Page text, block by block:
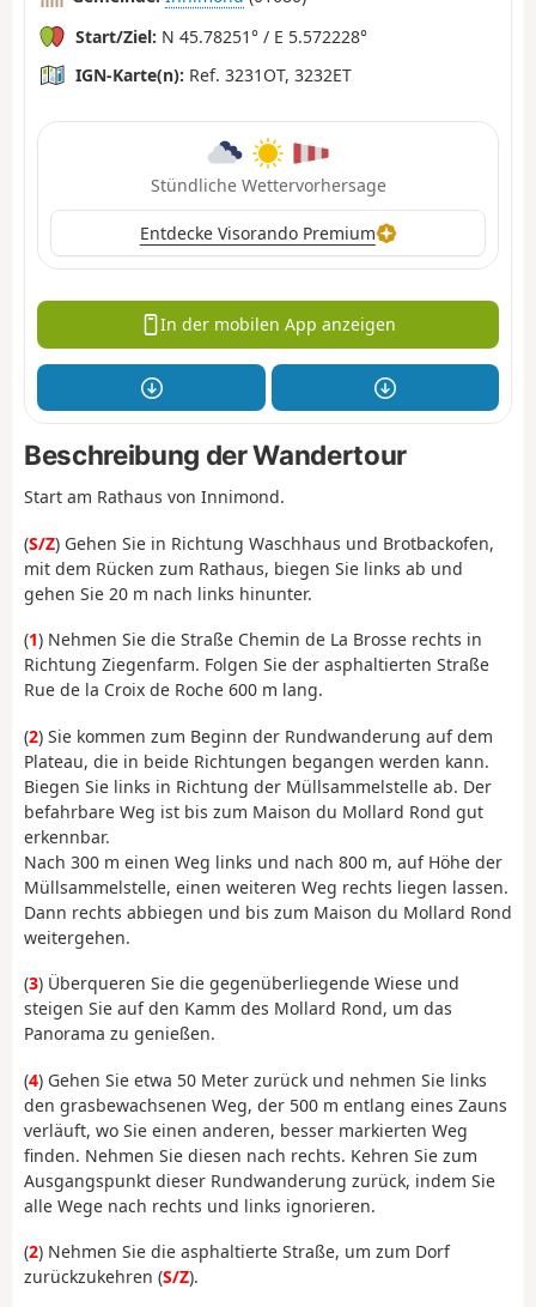
Start/Ziel: N 45.78251° / E 5.572228°
IGN-Karte(n): Ref. 3231OT, 3232ET
Stündliche Wettervorhersage
Entdecke Visorando Premium
In der mobilen App anzeigen
Beschreibung der Wandertour
Start am Rathaus von Innimond.
(S/Z) Gehen Sie in Richtung Waschhaus und Brotbackofen,
mit dem Rücken zum Rathaus, biegen Sie links ab und
gehen Sie 20 m nach links hinunter.
(1) Nehmen Sie die Straße Chemin de La Brosse rechts in
Richtung Ziegenfarm. Folgen Sie der asphaltierten Straße
Rue de la Croix de Roche 600 m lang.
(2) Sie kommen zum Beginn der Rundwanderung auf dem
Plateau, die in beide Richtungen begangen werden kann.
Biegen Sie links in Richtung der Müllsammelstelle ab. Der
befahrbare Weg ist bis zum Maison du Mollard Rond gut
erkennbar.
Nach 300 m einen Weg links und nach 800 m, auf Höhe der
Müllsammelstelle, einen weiteren Weg rechts liegen lassen.
Dann rechts abbiegen und bis zum Maison du Mollard Rond
weitergehen.
(3) Überqueren Sie die gegenüberliegende Wiese und
steigen Sie auf den Kamm des Mollard Rond, um das
Panorama zu genießen.
(4) Gehen Sie etwa 50 Meter zurück und nehmen Sie links
den grasbewachsenen Weg, der 500 m entlang eines Zauns
verläuft, wo Sie einen anderen, besser markierten Weg
finden. Nehmen Sie diesen nach rechts. Kehren Sie zum
Ausgangspunkt dieser Rundwanderung zurück, indem Sie
alle Wege nach rechts und links ignorieren.
(2) Nehmen Sie die asphaltierte Straße, um zum Dorf
zurückzukehren (S/Z).